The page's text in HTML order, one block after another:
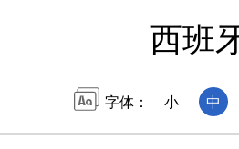
西班
字体： 小 中